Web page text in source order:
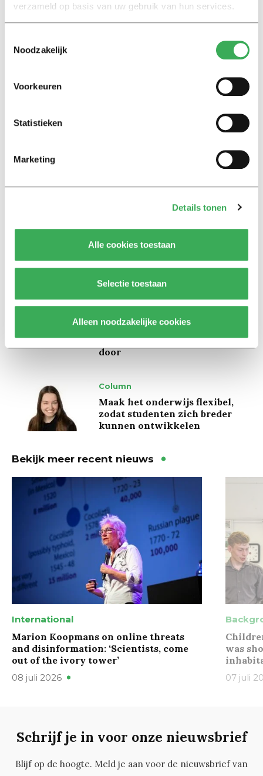
verzameld op basis van uw gebruik van hun services.
Noodzakelijk
Voorkeuren
Statistieken
Marketing
Details tonen
Alle cookies toestaan
Selectie toestaan
Alleen noodzakelijke cookies
bedreigingen en desinformatie:
‘Wetenschappers, kom die
Kinderen spelen de Zero
Hunger Game: ‘Ik schrok, we
inwoners bij’
Achtergrond
Ritalin, koffie en
slaapmiddelen: zo komen
studenten de tentamenperiode
door
Column
Maak het onderwijs flexibel,
zodat studenten zich breder
kunnen ontwikkelen
Bekijk meer recent nieuws
International
Marion Koopmans on online threats
and disinformation: ‘Scientists, come
out of the ivory tower’
08 juli 2026
was
07 juli
Schrijf je in voor onze nieuwsbrief
Blijf op de hoogte. Meld je aan voor de nieuwsbrief van